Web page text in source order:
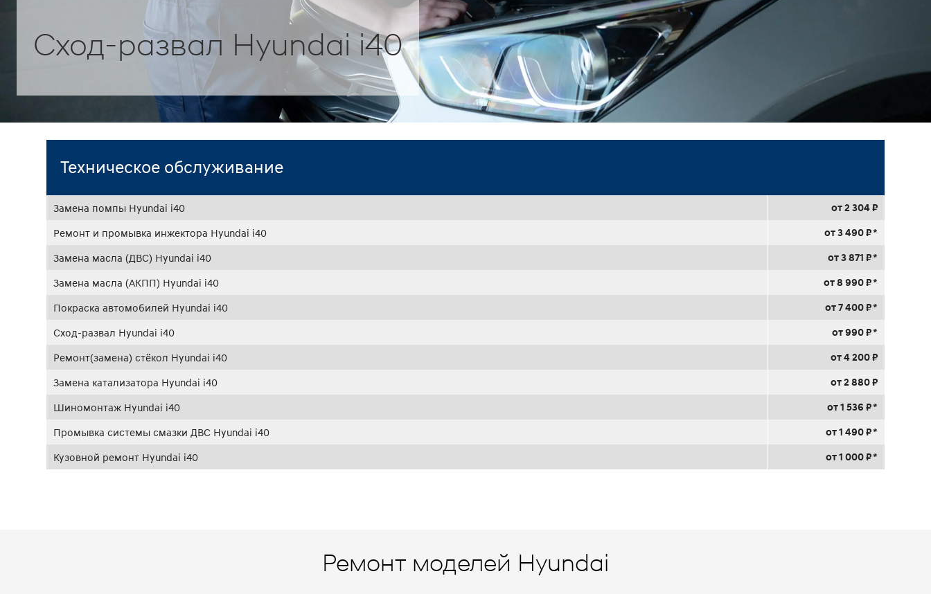
Сход-развал Hyundai i40
Техническое обслуживание
Замена помпы Hyundai i40 от 2 304 ₽
Ремонт и промывка инжектора Hyundai i40 от 3 490 ₽ *
Замена масла (ДВС) Hyundai i40 от 3 871 ₽ *
Замена масла (АКПП) Hyundai i40 от 8 990 ₽ *
Покраска автомобилей Hyundai i40 от 7 400 ₽ *
Сход-развал Hyundai i40 от 990 ₽ *
Ремонт(замена) стёкол Hyundai i40 от 4 200 ₽
Замена катализатора Hyundai i40 от 2 880 ₽
Шиномонтаж Hyundai i40 от 1 536 ₽ *
Промывка системы смазки ДВС Hyundai i40 от 1 490 ₽ *
Кузовной ремонт Hyundai i40 от 1 000 ₽ *
Ремонт моделей Hyundai